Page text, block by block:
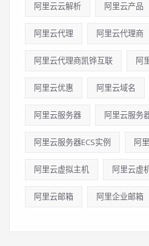
阿里云云解析 阿里云产品
阿里云代理 阿里云代理商
阿里云代理商凯铧互联 阿
阿里云优惠 阿里云域名
阿里云服务器 阿里云服务
阿里云服务器ECS实例 阿
阿里云虚拟主机 阿里云虚
阿里云邮箱 阿里企业邮箱